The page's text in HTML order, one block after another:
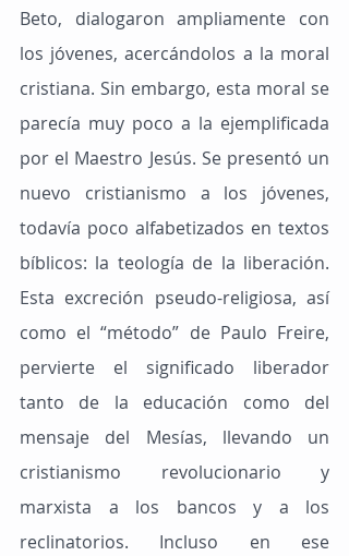
Beto, dialogaron ampliamente con
los jóvenes, acercándolos a la moral
cristiana. Sin embargo, esta moral se
parecía muy poco a la ejemplificada
por el Maestro Jesús. Se presentó un
nuevo cristianismo a los jóvenes,
todavía poco alfabetizados en textos
bíblicos: la teología de la liberación.
Esta excreción pseudo-religiosa, así
como el “método” de Paulo Freire,
pervierte el significado liberador
tanto de la educación como del
mensaje del Mesías, llevando un
cristianismo revolucionario y
marxista a los bancos y a los
reclinatorios. Incluso en ese